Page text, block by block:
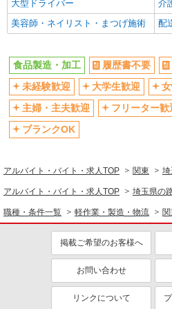
バイク通勤OK
扶
交通費支給
社
研修制度あり
社
同じ職種から求人を探す
未経験歓迎
大
ミドル（40代～）活躍中
車
扶養内勤務OK
交
社会保険あり
社
大型ドライバー
介
美容師・ネイリスト・まつげ施術
配
食品製造・加工 履歴書不要
未経験歓迎
大学生歓迎
主婦・主夫歓迎
フリーター歓
ブランクOK
アルバイト・バイト・求人TOP 関東
アルバイト・バイト・求人TOP 埼玉県の
職種・条件一覧 軽作業・製造・物流
掲載ご希望のお客様へ
お問い合わせ
リンクについて